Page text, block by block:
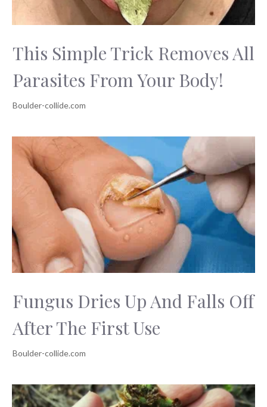
This Simple Trick Removes All
Parasites From Your Body!
Fungus Dries Up And Falls Off
After The First Use